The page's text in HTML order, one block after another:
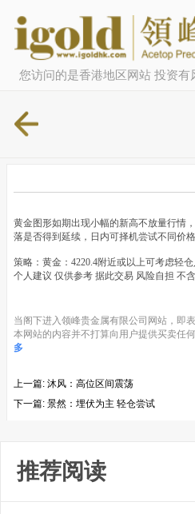
您访问的是香港地区网站 投资有
黄金图形如期出现小幅的新高不放量行情
落是否得到延续，日内可择机尝试不同价格
策略：黄金：4220.4附近或以上可考虑轻仓
个人建议 仅供参考 据此交易 风险自担 不
当阁下进入领峰贵金属有限公司网站，即
本网站的内容并不打算向用户提供买卖任
多
上一篇: 沐风：高位区间震荡
下一篇: 景然：埋伏为主 轻仓尝试
推荐阅读